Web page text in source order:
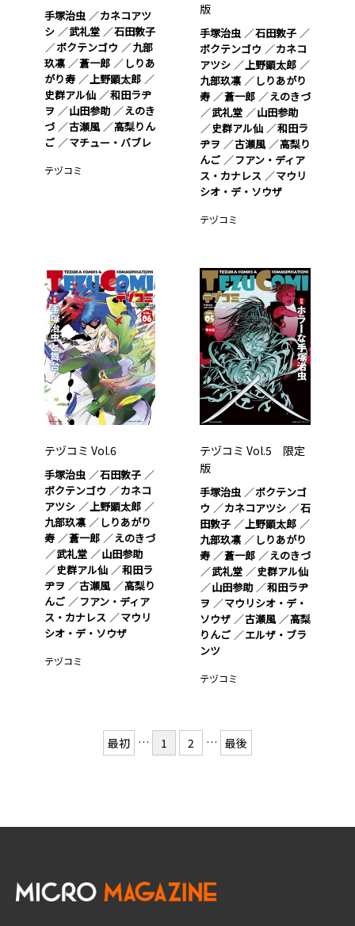
手塚治虫
カネコアツ
シ
武礼堂
石田敦子
ボクテンゴウ
九部
玖凛
蒼一郎
しりあ
がり寿
上野顕太郎
史群アル仙
和田ラヂ
ヲ
山田参助
えのき
づ
古瀬風
高梨りん
ご
マチュー・バブレ
テヅコミ
版
手塚治虫
石田敦子
ボクテンゴウ
カネコ
アツシ
上野顕太郎
九部玖凛
しりあがり
寿
蒼一郎
えのきづ
武礼堂
山田参助
史群アル仙
和田ラ
ヂヲ
古瀬風
高梨り
んご
フアン・ディア
ス・カナレス
マウリ
シオ・デ・ソウザ
テヅコミ
テヅコミ Vol.6
手塚治虫
石田敦子
ボクテンゴウ
カネコ
アツシ
上野顕太郎
九部玖凛
しりあがり
寿
蒼一郎
えのきづ
武礼堂
山田参助
史群アル仙
和田ラ
ヂヲ
古瀬風
高梨り
んご
フアン・ディア
ス・カナレス
マウリ
シオ・デ・ソウザ
テヅコミ
テヅコミ Vol.5 限定
版
手塚治虫
ボクテンゴ
ウ
カネコアツシ
石
田敦子
上野顕太郎
九部玖凛
しりあがり
寿
蒼一郎
えのきづ
武礼堂
史群アル仙
山田参助
和田ラヂ
ヲ
マウリシオ・デ・
ソウザ
古瀬風
高梨
りんご
エルザ・ブラ
ンツ
テヅコミ
最初 … 1 2 … 最後